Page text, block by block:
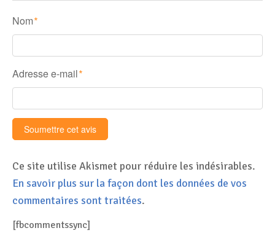
Nom *
Adresse e-mail *
Ce site utilise Akismet pour réduire les indésirables.
En savoir plus sur la façon dont les données de vos
commentaires sont traitées.
[fbcommentssync]